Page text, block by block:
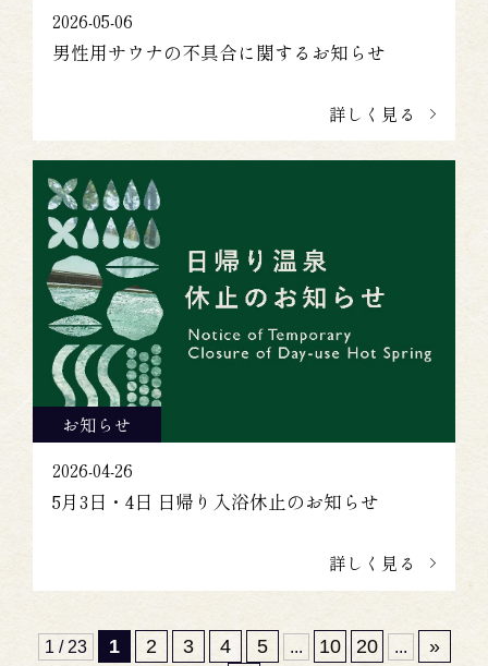
2026-05-06
男性用サウナの不具合に関するお知らせ
詳しく見る
お知らせ
2026-04-26
5月3日・4日 日帰り入浴休止のお知らせ
詳しく見る
1 / 23 1 2 3 4 5 ... 10 20 ...
»